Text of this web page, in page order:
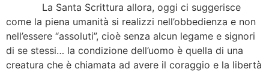
La Santa Scrittura allora, oggi ci suggerisce
come la piena umanità si realizzi nell’obbedienza e non
nell’essere “assoluti”, cioè senza alcun legame e signori
di se stessi… la condizione dell’uomo è quella di una
creatura che è chiamata ad avere il coraggio e la libertà